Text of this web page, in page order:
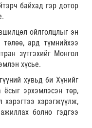
байхад гэр дотор
ойлголцлыг эн
ард түмнийхээ
зүтгэхийг Монгол
хүсье.
хувьд би Хүнийг
эрхэмлэсэн төр,
хэрэгтээ хэрэгжүүлж,
болно гэдгээ